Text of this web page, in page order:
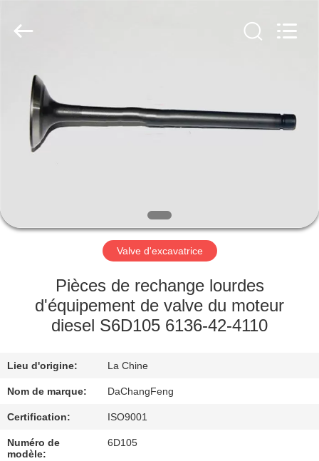
ACCUEIL
PRODUITS
DE
NOUS
VISITE
L'USINE
CONTRÔLE
DE
LA
QUALITÉ
Enterprise
Management
Reserved.
Valve d'excavatrice
Pièces de rechange lourdes
d'équipement de valve du moteur
diesel S6D105 6136-42-4110
Lieu d'origine: La Chine
Nom de marque: DaChangFeng
Certification: ISO9001
Numéro de
modèle:
6D105